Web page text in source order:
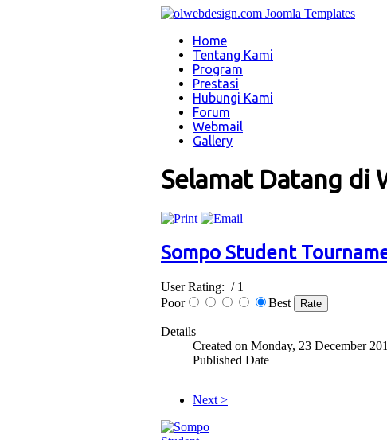
Home
Tentang Kami
Program
Prestasi
Hubungi Kami
Forum
Webmail
Gallery
Selamat Datang di
Sompo Student
User Rating: / 1
Poor
Best
Details
Created on Monday, 23 December
Published Date
Next >